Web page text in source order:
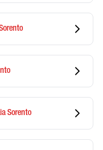
Sorento